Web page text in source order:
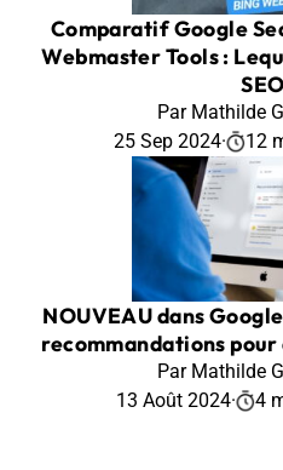
Comparatif Google
Webmaster Tools :
Par Mathilde
25 Sep 2024· 12
NOUVEAU dans
recommandations
Par Mathilde
13 Août 2024· 4